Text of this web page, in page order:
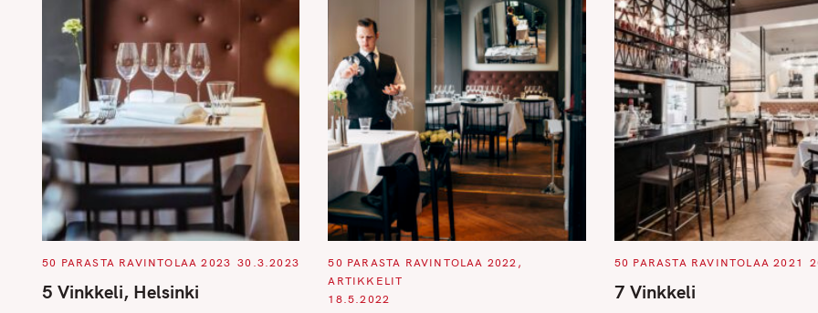
C
T
E
50 PARASTA RAVINTOLAA 2023 30.3.2023
5 Vinkkeli, Helsinki
C
T
E
50 PARASTA RAVINTOLAA 2022
ARTIKKELIT
18.5.2022
C
T
E
50 PARASTA RAVINTOLAA 2021
7 Vinkkeli